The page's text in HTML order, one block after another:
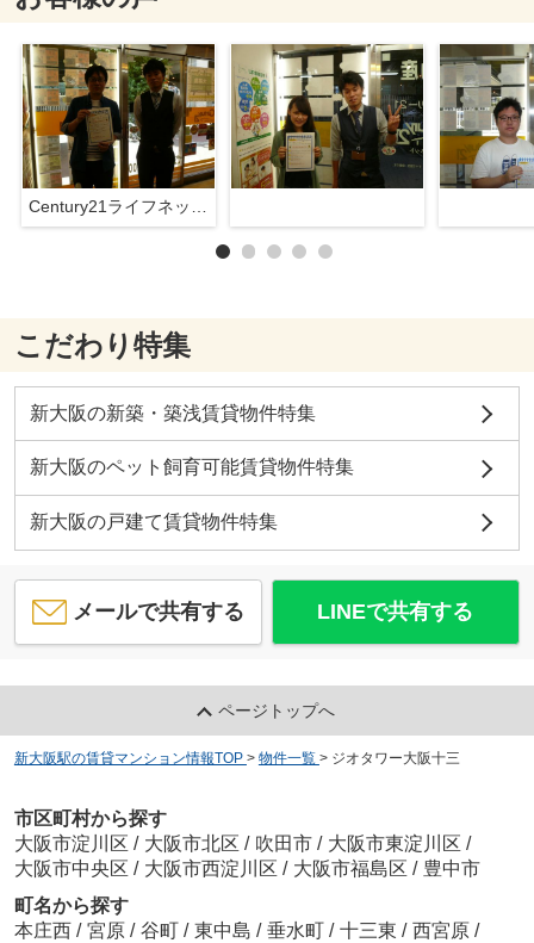
こだわり特集
新大阪の新築・築浅賃貸物件特集
新大阪のペット飼育可能賃貸物件特集
新大阪の戸建て賃貸物件特集
メールで共有する LINEで共有する
ページトップへ
新大阪駅の賃貸マンション情報TOP > 物件一覧 > ジオタワー大阪十三
市区町村から探す
大阪市淀川区 / 大阪市北区 / 吹田市 / 大阪市東淀川区 /
大阪市中央区 / 大阪市西淀川区 / 大阪市福島区 / 豊中市
町名から探す
本庄西 / 宮原 / 谷町 / 東中島 / 垂水町 / 十三東 / 西宮原 /